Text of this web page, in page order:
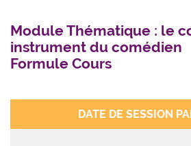
Module Thématique : le
instrument du comédien
Formule Cours
DATE DE SESSION